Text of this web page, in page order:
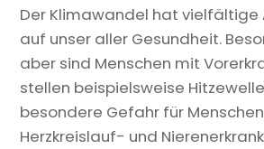
Der Klimawandel hat vielfältige
auf unser aller Gesundheit.
aber sind Menschen mit
stellen beispielsweise
besondere Gefahr für
Herzkreislauf- und